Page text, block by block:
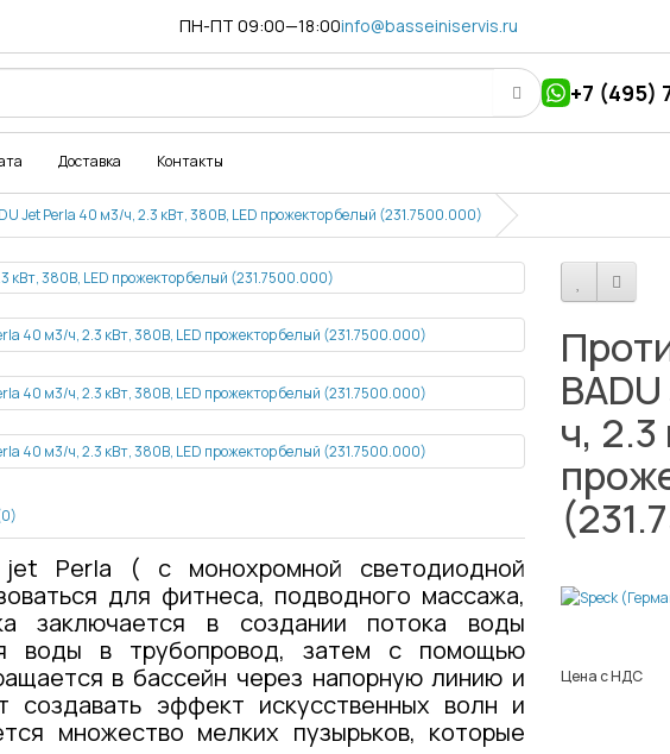
ПН-ПТ 09:00—18:00info@basseiniservis.ru
+7 (495)
Доставка Контакты
Jet Perla 40 м3/ч, 2.3 кВт, 380В, LED прожектор белый (231.7500.000)
jet Perla ( с монохромной светодиодной
для фитнеса, подводного массажа,
заключается в создании потока воды
воды в трубопровод, затем с помощью
в бассейн через напорную линию и
создавать эффект искусственных волн и
множество мелких пузырьков, которые
ч, 2.3
Цена с НДС